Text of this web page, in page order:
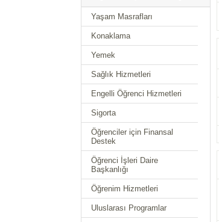
Yaşam Masrafları
Konaklama
Yemek
Sağlık Hizmetleri
Engelli Öğrenci Hizmetleri
Sigorta
Öğrenciler için Finansal
Destek
Öğrenci İşleri Daire
Başkanlığı
Öğrenim Hizmetleri
Uluslarası Programlar